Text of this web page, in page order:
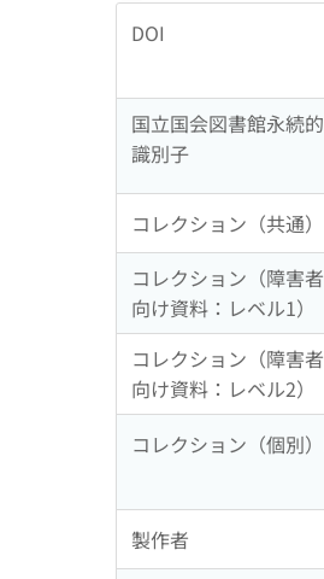
DOI
国立国会図書館永続的
識別子
コレクション（共通）
コレクション（障害者
向け資料：レベル1）
コレクション（障害者
向け資料：レベル2）
コレクション（個別）
製作者